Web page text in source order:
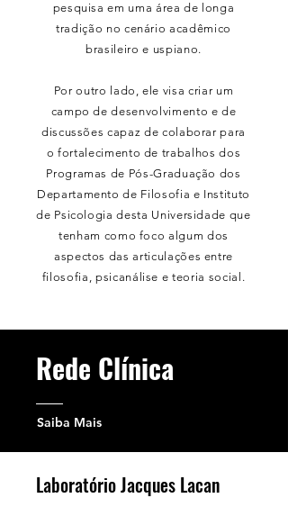
pesquisa em uma área de longa
tradição no cenário acadêmico
brasileiro e uspiano.
Por outro lado, ele visa criar um
campo de desenvolvimento e de
discussões capaz de colaborar para
o fortalecimento de trabalhos dos
Programas de Pós-Graduação dos
Departamento de Filosofia e Instituto
de Psicologia desta Universidade que
tenham como foco algum dos
aspectos das articulações entre
filosofia, psicanálise e teoria social.
Rede Clínica
Saiba Mais
Laboratório Jacques Lacan